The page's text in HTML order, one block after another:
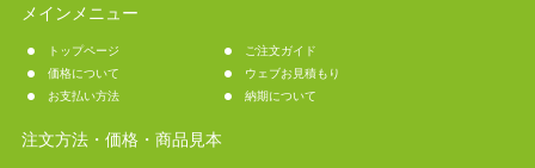
メインメニュー
トップページ
ご注文ガイド
価格について
ウェブお見積もり
お支払い方法
納期について
注文方法・価格・商品見本